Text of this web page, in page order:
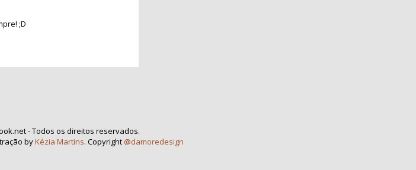
;D
- Todos os direitos reservados.
byKézia Martins. Copyright @damoredesign